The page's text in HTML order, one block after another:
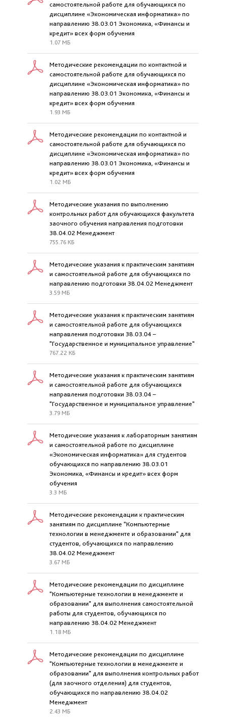
самостоятельной работе для обучающихся по
дисциплине «Экономическая информатика» по
направлению 38.03.01 Экономика, «Финансы и
кредит» всех форм обучения
1.07 МБ
Методические рекомендации по контактной и
самостоятельной работе для обучающихся по
дисциплине «Экономическая информатика» по
направлению 38.03.01 Экономика, «Финансы и
кредит» всех форм обучения
1.93 МБ
Методические рекомендации по контактной и
самостоятельной работе для обучающихся по
дисциплине «Экономическая информатика» по
направлению 38.03.01 Экономика, «Финансы и
кредит» всех форм обучения
1.02 МБ
Методические указания по выполнению
контрольных работ для обучающихся факультета
заочного обучения направления подготовки
38.04.02 Менеджмент
755.76 КБ
Методические указания к практическим занятиям
и самостоятельной работе для обучающихся по
направлению подготовки 38.04.02 Менеджмент
3.59 МБ
Методические указания к практическим занятиям
и самостоятельной работе для обучающихся
направления подготовки 38.03.04 –
"Государственное и муниципальное управление"
767.22 КБ
Методические указания к практическим занятиям
и самостоятельной работе для обучающихся
направления подготовки 38.03.04 –
"Государственное и муниципальное управление"
3.79 МБ
Методические указания к лабораторным занятиям
и самостоятельной работе по дисциплине
«Экономическая информатика» для студентов
обучающихся по направлению 38.03.01
Экономика, «Финансы и кредит» всех форм
обучения
3.3 МБ
Методические рекомендации к практическим
занятиям по дисциплине "Компьютерные
технологии в менеджменте и образовании" для
студентов, обучающихся по направлению
38.04.02 Менеджмент
3.67 МБ
Методические рекомендации по дисциплине
"Компьютерные технологии в менеджменте и
образовании" для выполнения самостоятельной
работы для студентов, обучающихся по
направлению 38.04.02 Менеджмент
1.18 МБ
Методические рекомендации по дисциплине
"Компьютерные технологии в менеджменте и
образовании" для выполнения контрольных работ
(для заочного отделения) для студентов,
обучающихся по направлению 38.04.02
Менеджмент
2.43 МБ